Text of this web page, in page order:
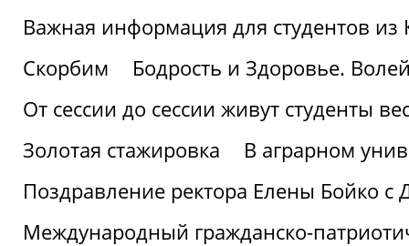
Важная информация для студентов из
Скорбим
Бодрость и Здоровье.
От сессии до сессии живут студенты
Золотая стажировка
В аграрном
Поздравление ректора Елены Бойко с
Международный гражданско-